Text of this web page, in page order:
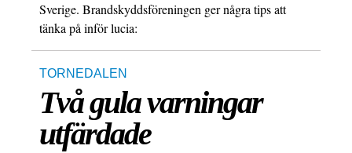
Sverige. Brandskyddsföreningen ger några tips att
tänka på inför lucia:
TORNEDALEN
Två gula varningar
utfärdade